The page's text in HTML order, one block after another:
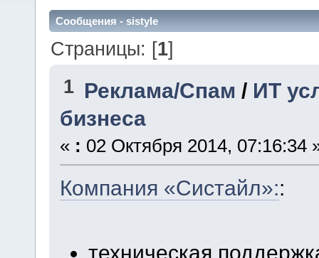
Сообщения - sistyle
Страницы: [1]
1 Реклама/Спам / ИТ
бизнеса
« : 02 Октября 2014, 07:16:34
Компания «Систайл»::
техническая